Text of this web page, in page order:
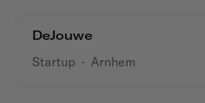
DeJouwe
Startup · Arnhem